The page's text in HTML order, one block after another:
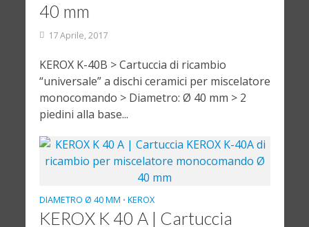
40 mm
17 Aprile, 2017
KEROX K-40B > Cartuccia di ricambio
“universale” a dischi ceramici per miscelatore
monocomando > Diametro: Ø 40 mm > 2
piedini alla base...
DIAMETRO Ø 40 MM • KEROX
KEROX K 40 A | Cartuccia